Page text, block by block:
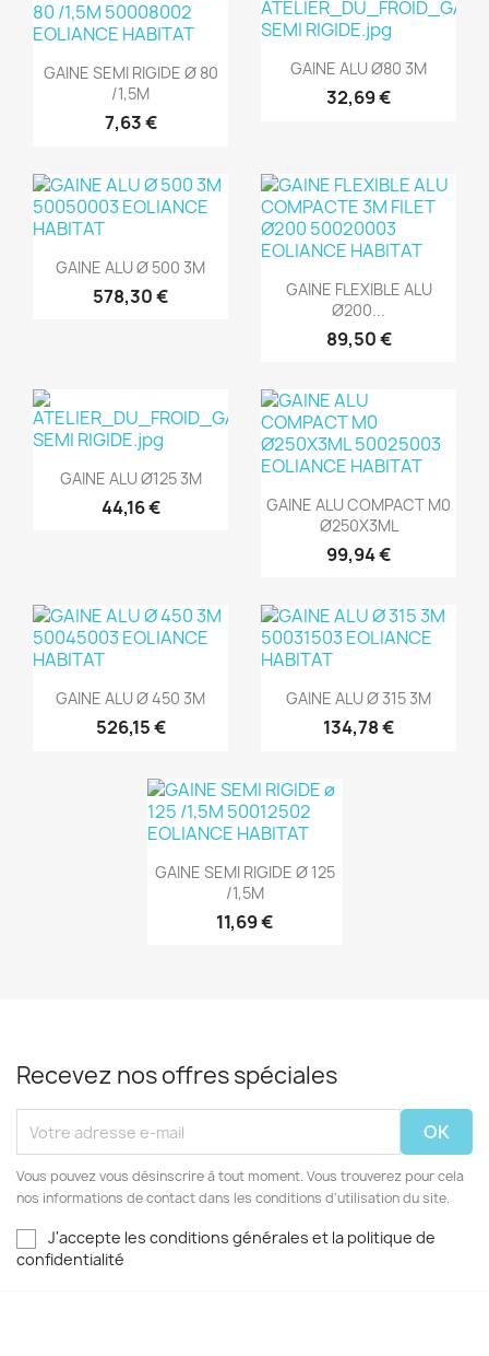
Aperçu rapide
GAINE SEMI RIGIDE Ø 80
/1,5M
7,63 €
Aperçu rapide
GAINE ALU Ø80 3M
32,69 €
Aperçu rapide
GAINE ALU Ø 500 3M
578,30 € Aperçu rapide
GAINE FLEXIBLE ALU
Ø200...
89,50 €
Aperçu rapide
GAINE ALU Ø125 3M
44,16 € Aperçu rapide
GAINE ALU COMPACT M0
Ø250X3ML
99,94 €
Aperçu rapide
GAINE ALU Ø 450 3M
526,15 €
Aperçu rapide
GAINE ALU Ø 315 3M
134,78 €
Aperçu rapide
GAINE SEMI RIGIDE Ø 125
/1,5M
11,69 €
Recevez nos offres spéciales
Vous pouvez vous désinscrire à tout moment. Vous trouverez pour cela
nos informations de contact dans les conditions d'utilisation du site.
J'accepte les conditions générales et la politique de
confidentialité